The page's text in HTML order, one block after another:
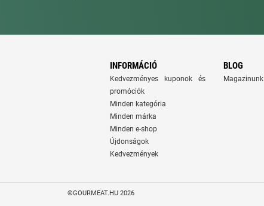
INFORMÁCIÓ
Kedvezményes kuponok és
promóciók
Minden kategória
Minden márka
Minden e-shop
Újdonságok
Kedvezmények
BLOG
Magazinunk
©GOURMEAT.HU 2026